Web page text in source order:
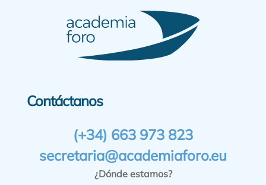
Contáctanos
(+34) 663 973 823
secretaria@academiaforo.eu
¿Dónde estamos?